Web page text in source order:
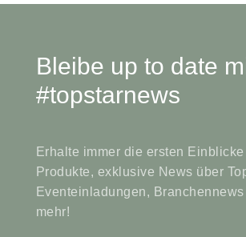
Bleibe up to date
#topstarnews
Erhalte immer die ersten
Produkte, exklusive News über
Eventeinladungen,
mehr!